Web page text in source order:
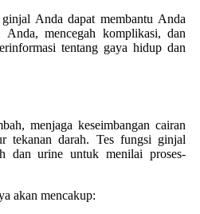
Anda dapat membantu Anda
Anda, mencegah komplikasi, dan
tentang gaya hidup dan
menjaga keseimbangan cairan
tekanan darah. Tes fungsi ginjal
dan urine untuk menilai proses-
akan mencakup: